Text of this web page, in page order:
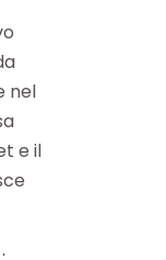
nel
e il